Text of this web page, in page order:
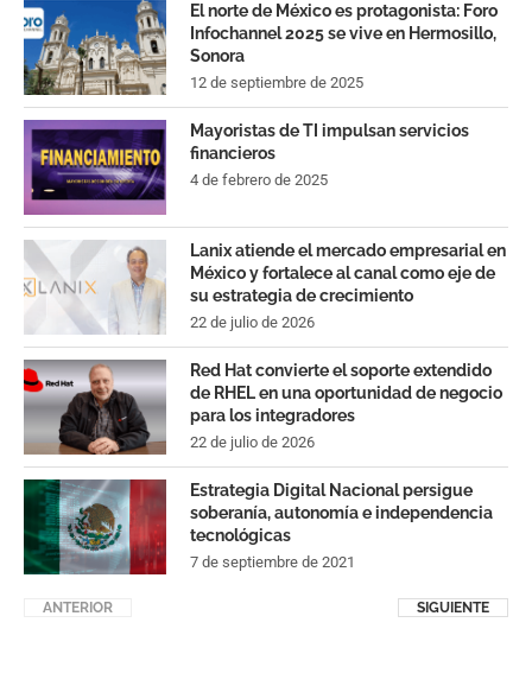
El norte de México es protagonista: Foro
Infochannel 2025 se vive en Hermosillo,
Sonora
12 de septiembre de 2025
Mayoristas de TI impulsan servicios
financieros
4 de febrero de 2025
Lanix atiende el mercado empresarial en
México y fortalece al canal como eje de
su estrategia de crecimiento
22 de julio de 2026
Red Hat convierte el soporte extendido
de RHEL en una oportunidad de negocio
para los integradores
22 de julio de 2026
Estrategia Digital Nacional persigue
soberanía, autonomía e independencia
tecnológicas
7 de septiembre de 2021
ANTERIOR SIGUIENTE